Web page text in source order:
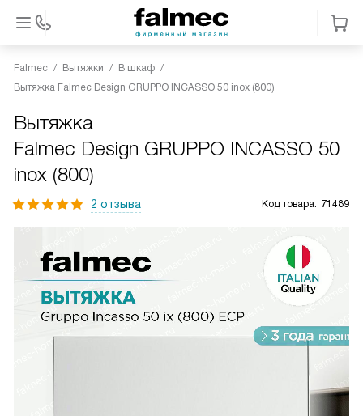
Falmec Вытяжки
В шкаф
Вытяжка Falmec Design GRUPPO INCASSO 50 inox (800)
Вытяжка
Falmec Design GRUPPO INCASSO 50
inox (800)
2 отзыва Код товара: 71489